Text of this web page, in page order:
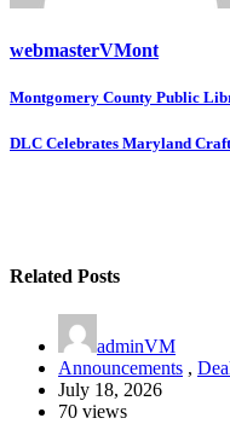
webmasterVMont
Post
navigation
Montgomery County Public
DLC Celebrates Maryland
Related Posts
adminVM
Announcements ,
July 18, 2026
70 views